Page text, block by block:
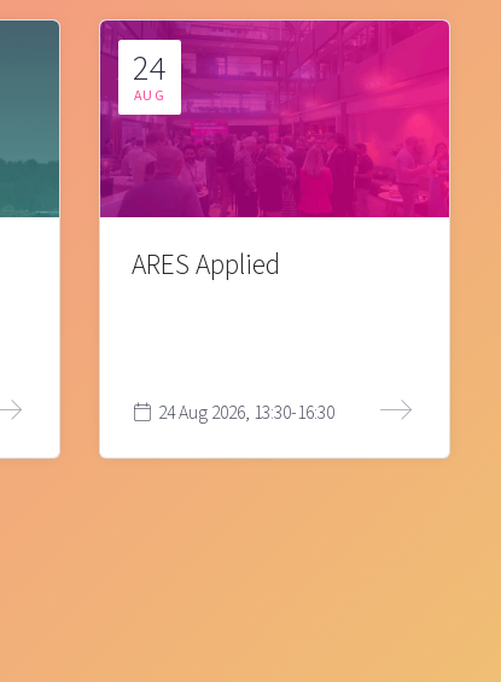
24
AUG
ARES Applied
24 Aug 2026, 13:30-16:30